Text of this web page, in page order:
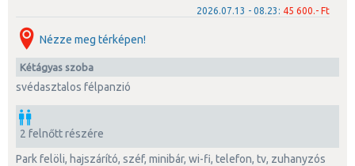
2026.07.13 - 08.23: 45 600.- Ft
Nézze meg térképen!
kétágyas szoba
svédasztalos félpanzió
2 felnőtt részére
park felöli, hajszárító, széf, minibár, wi-fi, telefon, tv, zuhanyzós